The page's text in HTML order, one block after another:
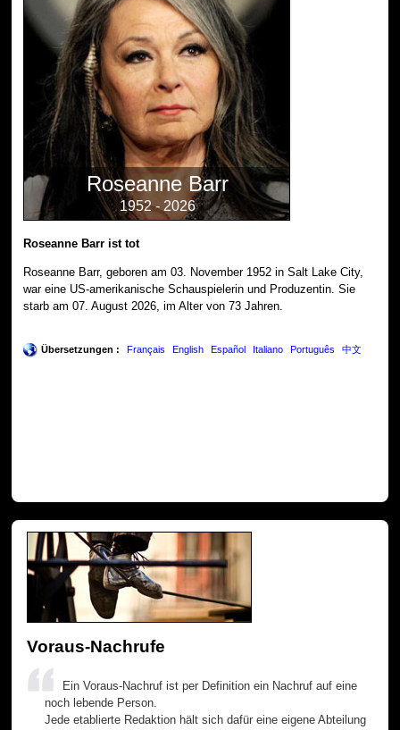
Roseanne Barr
1952 - 2026
Roseanne Barr ist tot
Roseanne Barr, geboren am 03. November 1952 in Salt Lake City,
war eine US-amerikanische Schauspielerin und Produzentin. Sie
starb am 07. August 2026, im Alter von 73 Jahren.
Übersetzungen : Français English Español Italiano Português 中文
Voraus-Nachrufe
Ein Voraus-Nachruf ist per Definition ein Nachruf auf eine
noch lebende Person.
Jede etablierte Redaktion hält sich dafür eine eigene Abteilung